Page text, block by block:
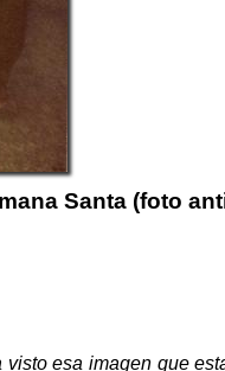
Santa (foto
esa imagen que